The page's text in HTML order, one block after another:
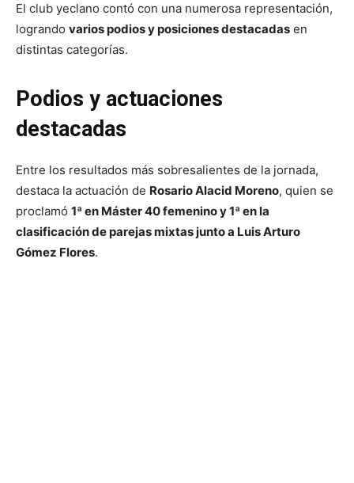
El club yeclano contó con una numerosa representación,
logrando varios podios y posiciones destacadas en
distintas categorías.
Podios y actuaciones
destacadas
Entre los resultados más sobresalientes de la jornada,
destaca la actuación de Rosario Alacid Moreno, quien se
proclamó 1ª en Máster 40 femenino y 1ª en la
clasificación de parejas mixtas junto a Luis Arturo
Gómez Flores.